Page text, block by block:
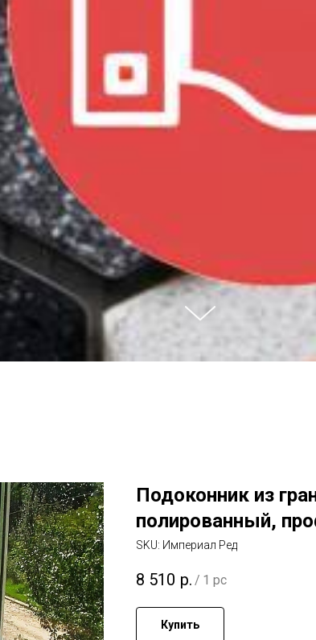
Подоконник из
полированный,
SKU: Империал Ред
8 510 р. / 1 pc
Купить